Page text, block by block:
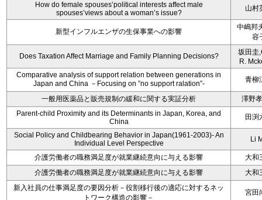
How do female spouses’political interests affect male
spouses’views about a woman’s issue?
山村
新型インフルエンザの生保事業への影響
中嶋邦
容
Does Taxation Affect Marriage and Family Planning Decisions?
坂田圭
R.
Comparative analysis of support relation between generations in
Japan and China －Focusing on ”no support ralation”-
青柳
一般用医薬品と販売規制の緩和に関する実証分析
澤野
Parent-child Proximity and its Determinants in Japan, Korea, and
China
田渕
Social Policy and Childbearing Behavior in Japan(1961-2003)- An
Individual Level Perspective
Li
介護労働者の職務満足度が就業継続意向に与える影響
大和
介護労働者の職務満足度が就業継続意向に与える影響
大和
新入社員の仕事満足度の要因分析－役割移行後の適応に対するネッ
トワーク構造の影響－
宮田